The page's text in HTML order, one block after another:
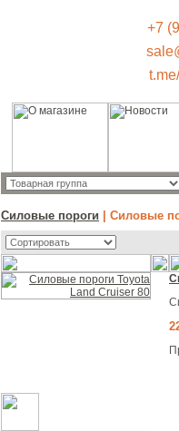
+7
Силовые пороги | Силовые